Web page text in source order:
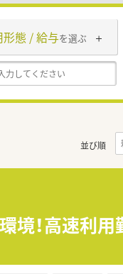
形態 / 給与を選ぶ
並び順
！高速利